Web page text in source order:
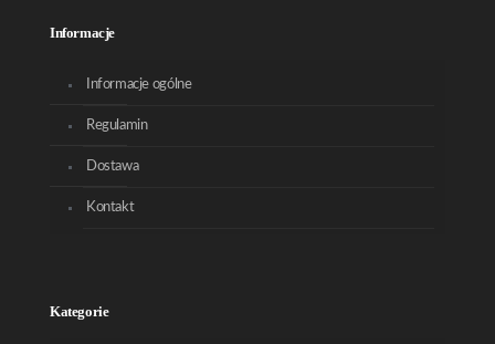
Informacje
Informacje ogólne
Regulamin
Dostawa
Kontakt
Kategorie